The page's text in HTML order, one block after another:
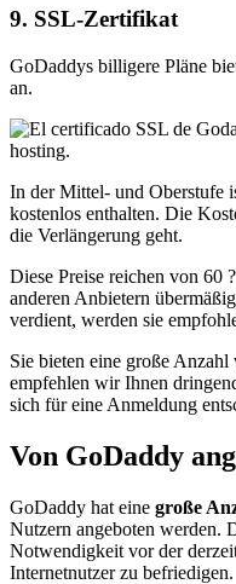
9. SSL-Zertifikat
GoDaddys billigere Pläne
an.
In der Mittel- und Oberstufe
kostenlos enthalten. Die
die Verlängerung geht.
Diese Preise reichen von 60
anderen Anbietern
verdient, werden sie
Sie bieten eine große
empfehlen wir Ihnen
sich für eine Anmeldung
Von GoDaddy
GoDaddy hat eine große
Nutzern angeboten werden.
Notwendigkeit vor der
Internetnutzer zu befriedigen.